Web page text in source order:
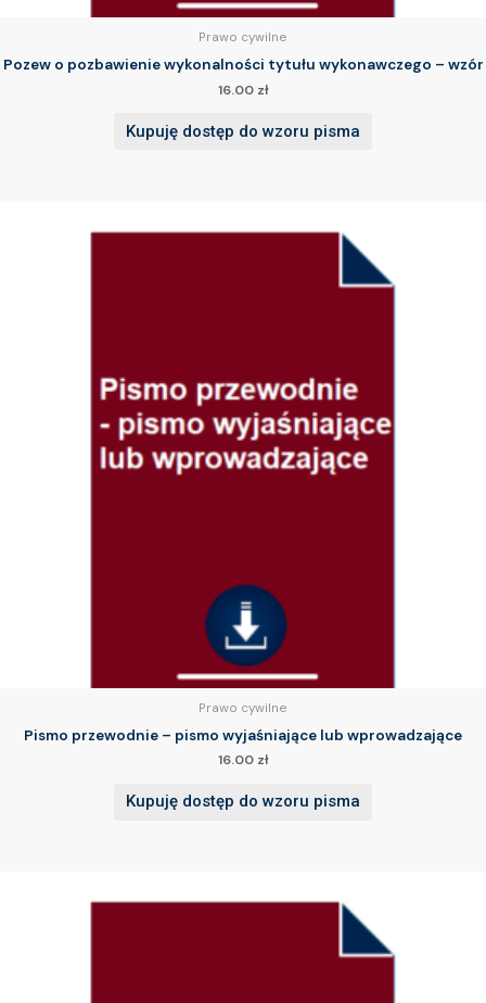
Prawo cywilne
Pozew o pozbawienie wykonalności tytułu wykonawczego – wzór
16.00 zł
Kupuję dostęp do wzoru pisma
Prawo cywilne
Pismo przewodnie – pismo wyjaśniające lub wprowadzające
16.00 zł
Kupuję dostęp do wzoru pisma